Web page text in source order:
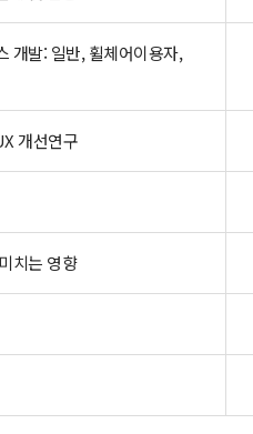
개발: 일반, 휠체어이용자,
개선연구
치는 영향